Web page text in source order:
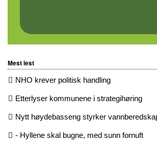
Mest lest
NHO krever politisk handling
Etterlyser kommunene i strategihøring
Nytt høydebasseng styrker
- Hyllene skal bugne, med sunn fornuft